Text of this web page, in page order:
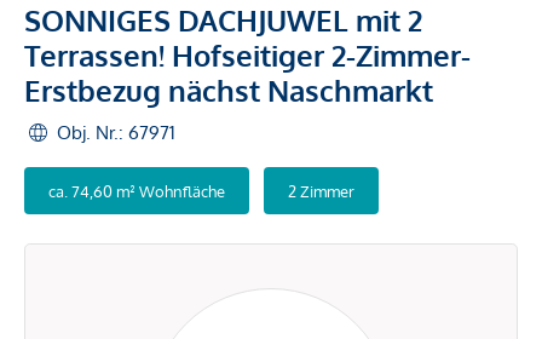
SONNIGES DACHJUWEL mit 2
Terrassen! Hofseitiger 2-Zimmer-
Erstbezug nächst Naschmarkt
Obj. Nr.: 67971
ca. 74,60 m² Wohnfläche 2 Zimmer